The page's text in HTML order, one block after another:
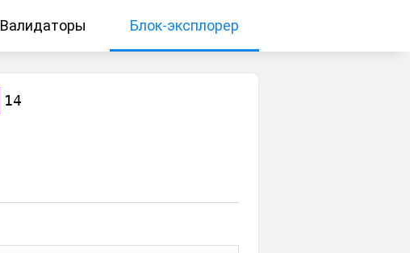
Валидаторы Блок-эксплорер
14